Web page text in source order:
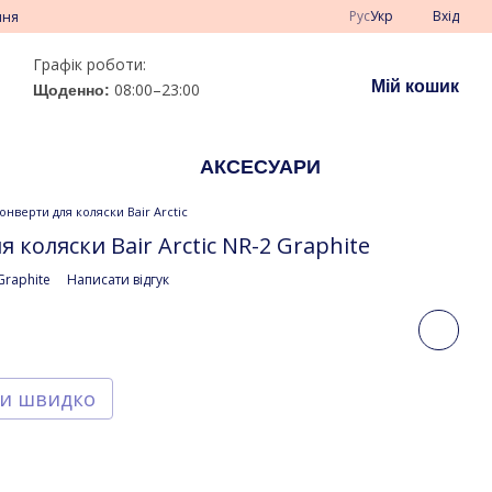
РусУкр Вхід
Графік роботи:
Щоденно: 08:00–23:00 Мій кошик
АКСЕСУАРИ
для коляски Bair Arctic
коляски Bair Arctic NR-2 Graphite
Написати відгук
швидко